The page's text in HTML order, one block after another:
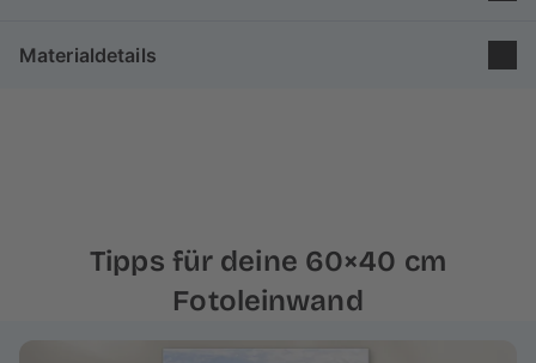
Gruppe: Poster & Leinwand
Materialdetails
Für unsere Rahmen verwenden wirechtes Kiefern-
Tipps für deine 60×40 cm
Fotoleinwand